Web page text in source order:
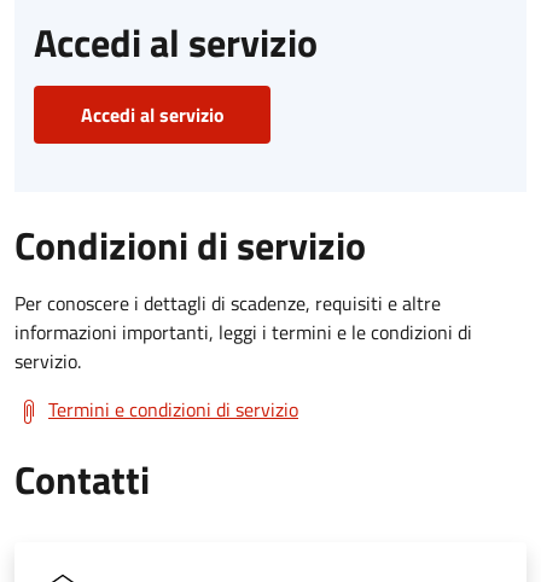
Accedi al servizio
Accedi al servizio
Condizioni di servizio
Per conoscere i dettagli di scadenze, requisiti e altre
informazioni importanti, leggi i termini e le condizioni di
servizio.
Termini e condizioni di servizio
Contatti